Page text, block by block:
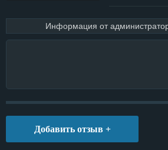
Информация от
Добавить отзыв +